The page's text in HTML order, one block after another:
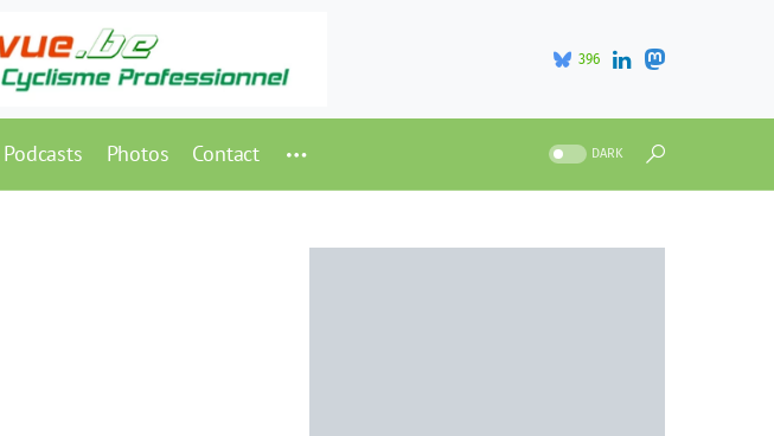
396
Podcasts Photos Contact DARK